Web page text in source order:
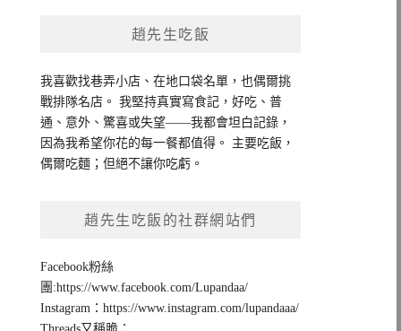
趙先生吃飯
我喜歡找巷弄小店、在地口袋名單，也偶爾挑
戰排隊名店。 我堅持真實寫食記，好吃、普
通、意外、驚喜或失望——我都會坦白記錄，
因為我希望你花的每一餐都值得。 主要吃飯，
偶爾吃麵；但絕不讓你吃虧。
趙先生吃飯的社群網站們
Facebook粉絲
團:https://www.facebook.com/Lupandaa/
Instagram：https://www.instagram.com/lupandaaa/